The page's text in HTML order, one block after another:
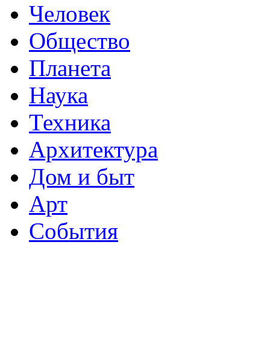
Человек
Общество
Планета
Наука
Техника
Архитектура
Дом и быт
Арт
События